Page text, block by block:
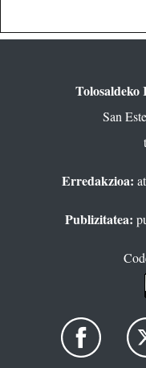
Tolosaldeko
San
Erredakzioa:
Publizitatea: